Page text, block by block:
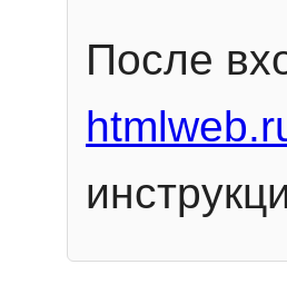
После